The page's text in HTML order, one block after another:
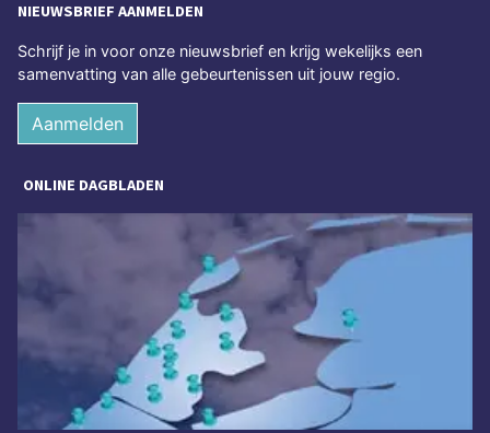
NIEUWSBRIEF AANMELDEN
Schrijf je in voor onze nieuwsbrief en krijg wekelijks een
samenvatting van alle gebeurtenissen uit jouw regio.
Aanmelden
ONLINE DAGBLADEN